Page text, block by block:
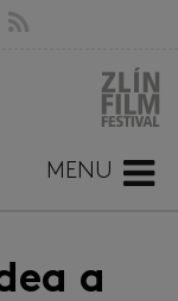
MENU
a